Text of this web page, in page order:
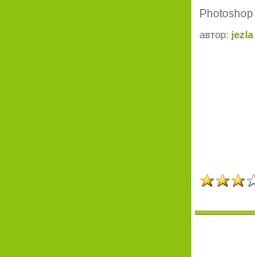
Photoshop
автор: jezla